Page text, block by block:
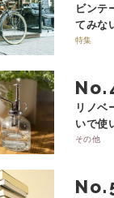
ビンテ
てみな
特集
No.
リノベ
いで使
その他
No.